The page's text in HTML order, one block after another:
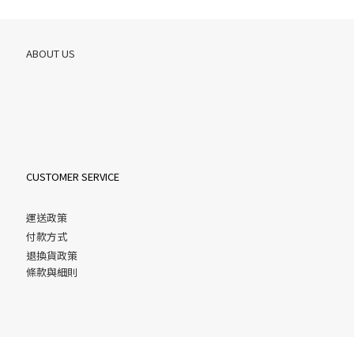
ABOUT US
CUSTOMER SERVICE
運送政策
付款方式
退換貨政策
條款與細則